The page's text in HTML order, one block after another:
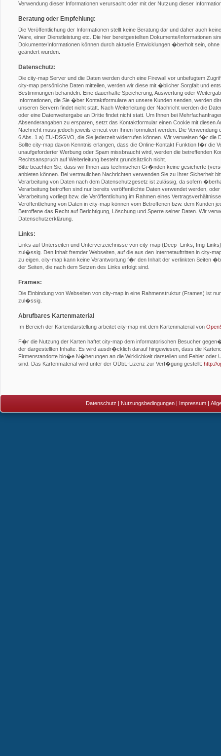
Verwendung dieser Informationen verursacht oder mit der Nutzung dieser
Beratung oder Empfehlung:
Die Veröffentlichung der Informationen stellt keine Beratung dar und daher auch
Ware, einer Dienstleistung etc. Die hier bereitgestellten Dokumente/Informationen
Dokumente/Informationen können durch aktuelle Entwicklungen �berholt sein,
geändert wurden.
Datenschutz:
Die city-map Server und die Daten werden durch eine Firewall vor unbefugtem
city-map persönliche Daten mitteilen, werden wir diese mit �blicher Sorgfalt und
Bestimmungen behandeln. Eine dauerhafte Speicherung, Auswertung oder
Informationen, die Sie �ber Kontaktformulare an unsere Kunden senden, werden
unseren Servern findet nicht statt. Nach Weiterleitung der Nachricht werden die
oder eine Datenweitergabe an Dritte findet nicht statt. Um Ihnen bei
Absenderangaben zu ersparen, setzt das Kontaktformular einen Cookie mit diesen
Nachricht muss jedoch jeweils erneut von Ihnen formuliert werden. Die
6 Abs. 1 a) EU-DSGVO, die Sie jederzeit widerrufen können. Wir verweisen f�r die
Sollte city-map davon Kenntnis erlangen, dass die Online-Kontakt Funktion f�r die
unaufgeforderter Werbung oder Spam missbraucht wird, werden die betreffenden
Rechtsanspruch auf Weiterleitung besteht grundsätzlich nicht.
Bitte beachten Sie, dass wir Ihnen aus technischen Gr�nden keine gesicherte
anbieten können. Bei vertraulichen Nachrichten verwenden Sie zu Ihrer Sicherheit
Verarbeitung von Daten nach dem Datenschutzgesetz ist zulässig, da sofern
Verarbeitung betroffen sind nur bereits veröffentlichte Daten verwendet werden,
Verarbeitung vorliegt bzw. die Veröffentlichung im Rahmen eines
Veröffentlichung von Daten in city-map können vom Betroffenen bzw. dem Kunden
Betroffene das Recht auf Berichtigung, Löschung und Sperre seiner Daten. Wir
Datenschutzerklärung.
Links:
Links auf Unterseiten und Unterverzeichnisse von city-map (Deep- Links, Img-
zul�ssig. Den Inhalt fremder Webseiten, auf die aus den Internetauftritten in city-
zu eigen. city-map kann keine Verantwortung f�r den Inhalt der verlinkten Seiten
der Seiten, die nach dem Setzen des Links erfolgt sind.
Frames:
Die Einbindung von Webseiten von city-map in eine Rahmenstruktur (Frames) ist
zul�ssig.
Abrufbares Kartenmaterial
Im Bereich der Kartendarstellung arbeitet city-map mit dem Kartenmaterial von
F�r die Nutzung der Karten haftet city-map dem informatorischen Besucher
der dargestellten Inhalte. Es wird ausdr�cklich darauf hingewiesen, dass die
Firmenstandorte blo�e N�herungen an die Wirklichkeit darstellen und Fehler oder
sind. Das Kartenmaterial wird unter der ODbL-Lizenz zur Verf�gung gestellt: http://
Datenschutz | Nutzungsbedingungen | Impressum |